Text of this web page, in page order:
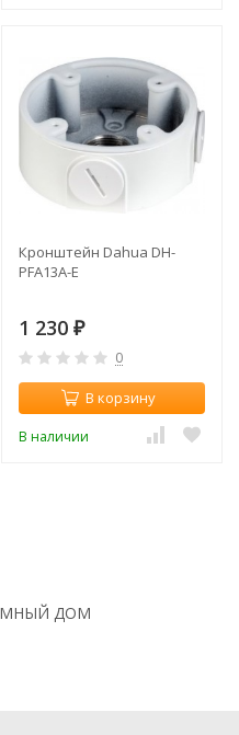
Кронштейн Dahua DH-
PFA13A-E
1 230 ₽
0
В корзину
В наличии
ДОМ